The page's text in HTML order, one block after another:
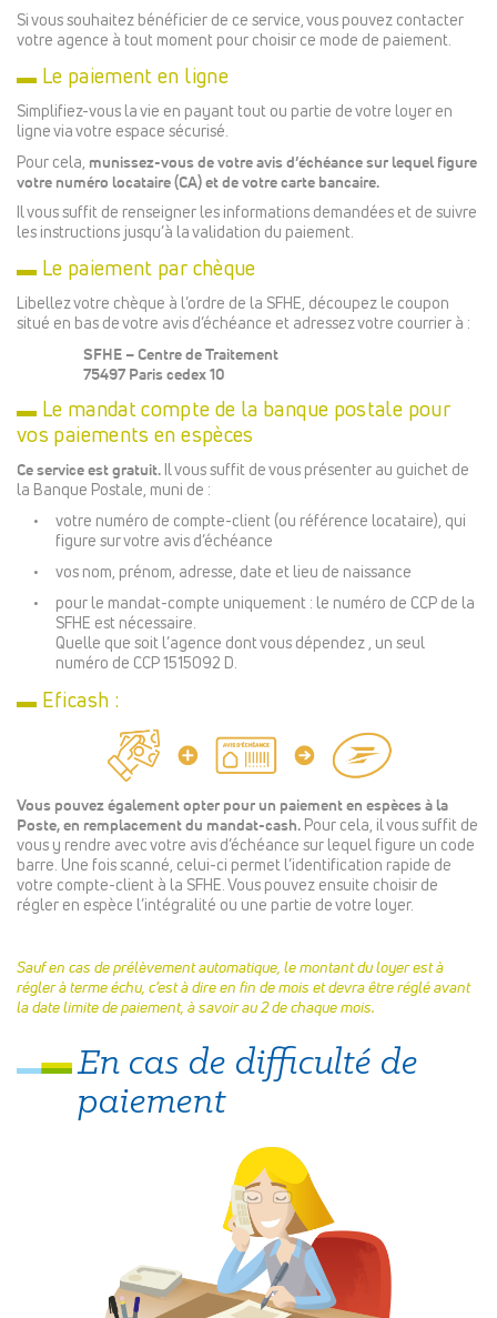
Si vous souhaitez bénéficier de ce service, vous pouvez contacter
votre agence à tout moment pour choisir ce mode de paiement.
▬ Le paiement en ligne
Simplifiez-vous la vie en payant tout ou partie de votre loyer en
ligne via votre espace sécurisé.
Pour cela, munissez-vous de votre avis d’échéance sur lequel figure
votre numéro locataire (CA) et de votre carte bancaire.
Il vous suffit de renseigner les informations demandées et de suivre
les instructions jusqu’à la validation du paiement.
▬ Le paiement par chèque
Libellez votre chèque à l’ordre de la SFHE, découpez le coupon
situé en bas de votre avis d’échéance et adressez votre courrier à :
SFHE – Centre de Traitement
75497 Paris cedex 10
▬ Le mandat compte de la banque postale pour
vos paiements en espèces
Ce service est gratuit. Il vous suffit de vous présenter au guichet de
la Banque Postale, muni de :
votre numéro de compte-client (ou référence locataire), qui
figure sur votre avis d’échéance
vos nom, prénom, adresse, date et lieu de naissance
pour le mandat-compte uniquement : le numéro de CCP de la
SFHE est nécessaire.
Quelle que soit l’agence dont vous dépendez , un seul
numéro de CCP 1515092 D.
▬ Eficash :
Vous pouvez également opter pour un paiement en espèces à la
Poste, en remplacement du mandat-cash. Pour cela, il vous suffit de
vous y rendre avec votre avis d’échéance sur lequel figure un code
barre. Une fois scanné, celui-ci permet l’identification rapide de
votre compte-client à la SFHE. Vous pouvez ensuite choisir de
régler en espèce l’intégralité ou une partie de votre loyer.
Sauf en cas de prélèvement automatique, le montant du loyer est à
régler à terme échu, c’est à dire en fin de mois et devra être réglé avant
la date limite de paiement, à savoir au 2 de chaque mois.
En cas de difficulté de
paiement